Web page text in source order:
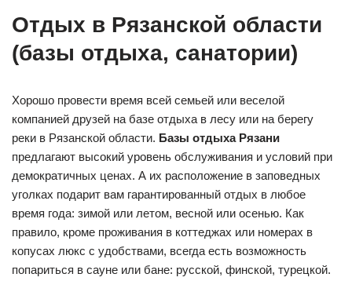
Отдых в Рязанской области
(базы отдыха, санатории)
Хорошо провести время всей семьей или веселой
компанией друзей на базе отдыха в лесу или на берегу
реки в Рязанской области. Базы отдыха Рязани
предлагают высокий уровень обслуживания и условий при
демократичных ценах. А их расположение в заповедных
уголках подарит вам гарантированный отдых в любое
время года: зимой или летом, весной или осенью. Как
правило, кроме проживания в коттеджах или номерах в
копусах люкс с удобствами, всегда есть возможность
попариться в сауне или бане: русской, финской, турецкой.